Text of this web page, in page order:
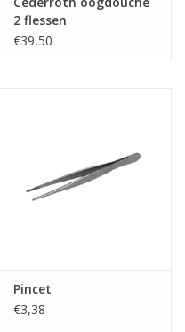
2 flessen
€39,50
Pincet
€3,38